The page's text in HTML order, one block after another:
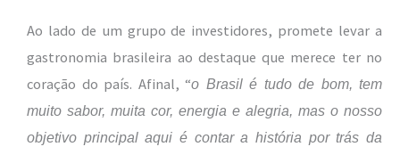
Ao lado de um grupo de investidores, promete levar a
gastronomia brasileira ao destaque que merece ter no
coração do país. Afinal, “o Brasil é tudo de bom, tem
muito sabor, muita cor, energia e alegria, mas o nosso
objetivo principal aqui é contar a história por trás da